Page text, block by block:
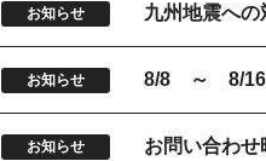
お知らせ 九州地震への
お知らせ 8/8 ～ 8/16
お知らせ お問い合わせ